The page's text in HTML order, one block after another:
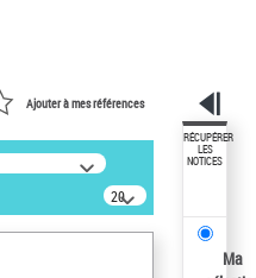
Ajouter à mes références
20
résultats/page
RÉCUPÉRER
LES
NOTICES
Ma